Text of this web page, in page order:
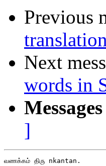
Previous
translation
Next
words in
]
வணக்கம் திரு nkantan.